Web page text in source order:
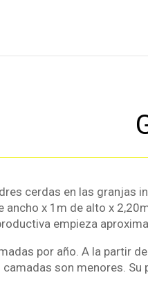
cerdas en las granjas
ancho x 1m de alto x
empieza
por año. A la partir
son menores.